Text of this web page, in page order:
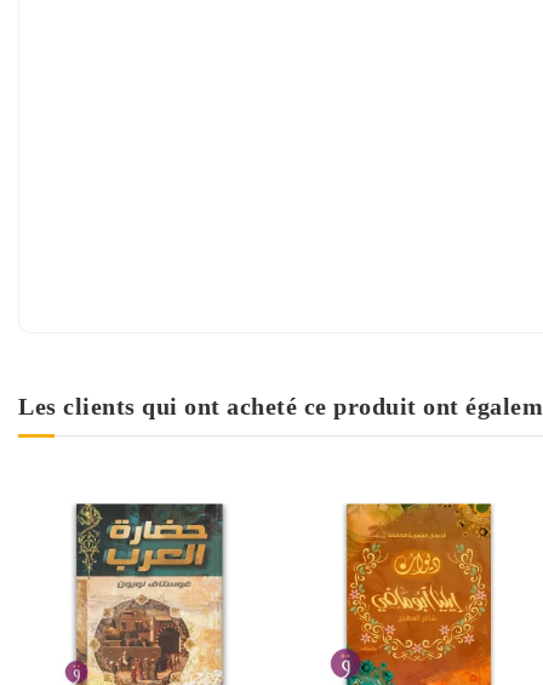
Les clients qui ont acheté ce produit ont